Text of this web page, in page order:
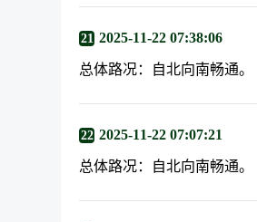
21 2025-11-22 07:38:06
总体路况：自北向南畅通。
22 2025-11-22 07:07:21
总体路况：自北向南畅通。